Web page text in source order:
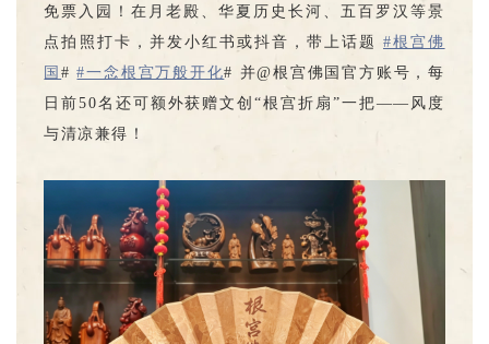
免票入园！在月老殿、华夏历史长河、五百罗汉等景
点拍照打卡，并发小红书或抖音，带上话题 #根宫佛
国##一念根宫万般开化# 并@根宫佛国官方账号，每
日前50名还可额外获赠文创“根宫折扇”一把——风度
与清凉兼得！